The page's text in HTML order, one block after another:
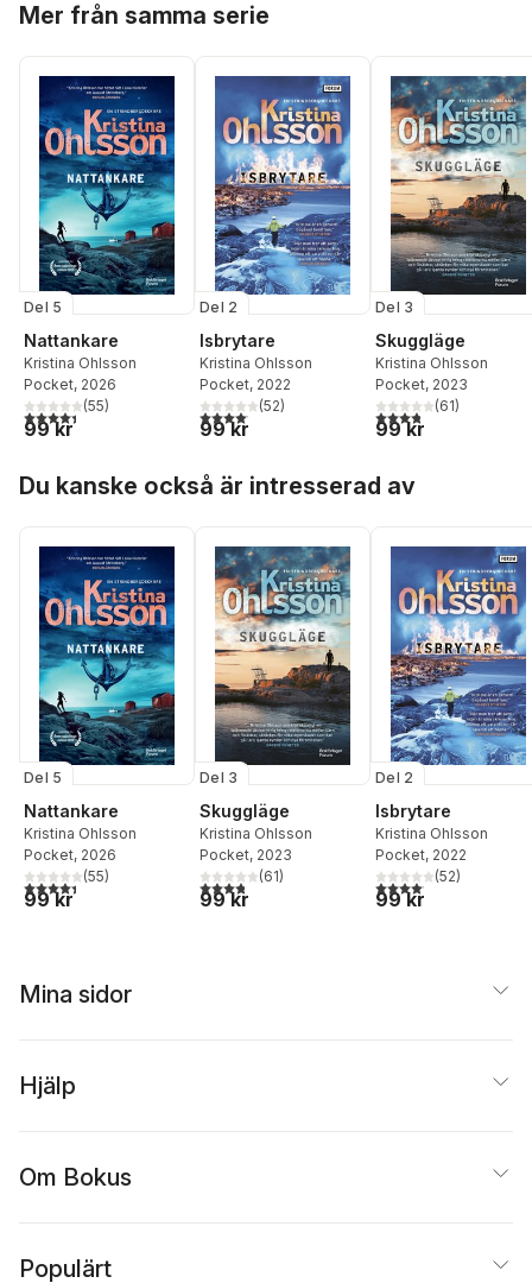
Mer från samma serie
Del 5
Nattankare
Kristina Ohlsson
Pocket, 2026
4,4utav 5 stjärnor. Totalt antal röster:
(55)
99 kr
Del 2
Isbrytare
Kristina Ohlsson
Pocket, 2022
4,1utav 5 stjärnor. Totalt antal röster:
(52)
99 kr
Del 3
Skuggläge
Kristina Ohlsson
Pocket, 2023
3,8utav 5 stjärnor.
(61)
99 kr
Du kanske också är intresserad av
Del 5
Nattankare
Kristina Ohlsson
Pocket, 2026
4,4utav 5 stjärnor. Totalt antal röster:
(55)
99 kr
Del 3
Skuggläge
Kristina Ohlsson
Pocket, 2023
3,8utav 5 stjärnor. Totalt antal röster:
(61)
99 kr
Del 2
Isbrytare
Kristina Ohlsson
Pocket, 2022
4,1utav 5 stjärnor.
(52)
99 kr
Mina sidor
Hjälp
Om Bokus
Populärt